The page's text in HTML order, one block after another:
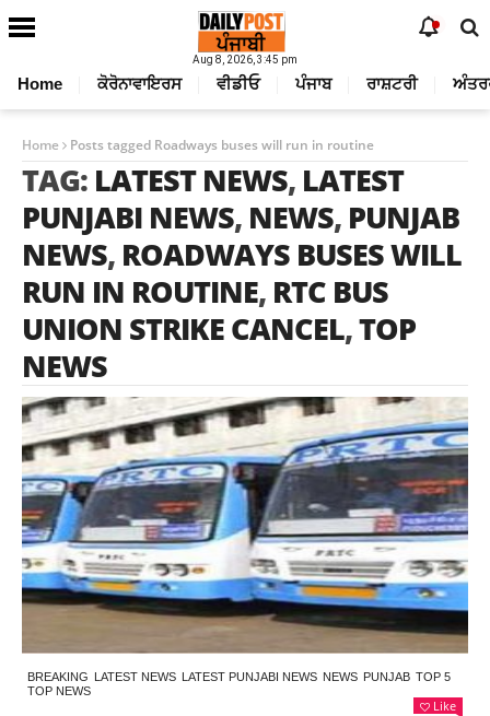
Aug 8, 2026, 3:45 pm
Home ਕੋਰੋਨਾਵਾਇਰਸ ਵੀਡੀਓ ਪੰਜਾਬ ਰਾਸ਼ਟਰੀ
Home Posts tagged Roadways buses will run in routine
TAG: LATEST NEWS, LATEST
PUNJABI NEWS, NEWS, PUNJAB
NEWS, ROADWAYS BUSES WILL
RUN IN ROUTINE, RTC BUS
UNION STRIKE CANCEL,TOP
NEWS
BREAKING LATEST NEWS LATEST PUNJABI NEWS NEWS PUNJAB TOP 5
TOP NEWS
Like